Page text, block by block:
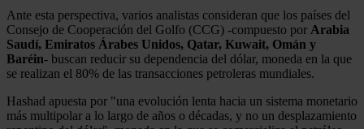
Ante esta perspectiva, varios analistas consideran que los países del
Consejo de Cooperación del Golfo (CCG) -compuesto por Arabia
Saudí, Emiratos Árabes Unidos, Qatar, Kuwait, Omán y
Baréin- buscan reducir su dependencia del dólar, moneda en la que
se realizan el 80% de las transacciones petroleras mundiales.
Hashad apuesta por "una evolución lenta hacia un sistema monetario
más multipolar a lo largo de años o décadas, y no un desplazamiento